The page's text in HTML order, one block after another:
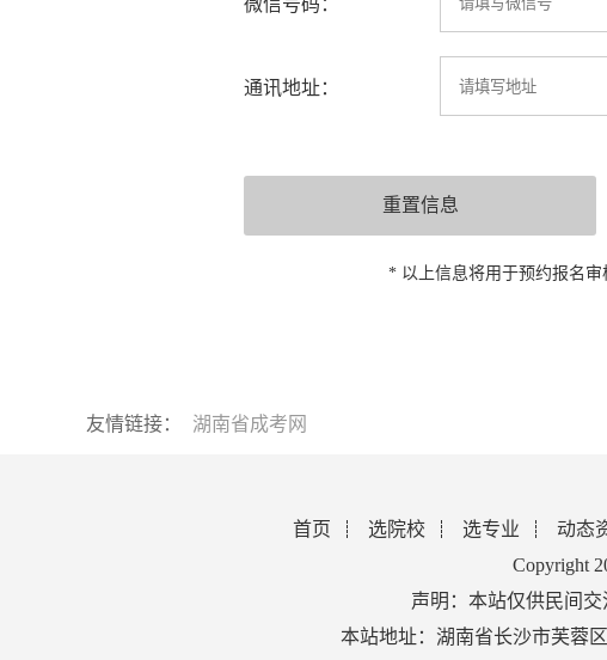
微信号码：
通讯地址：
* 以上信息将用于预约报名审
友情链接： 湖南省成考网
首页 选院校 选专业 动态
Copyright
声明：本站仅供民间
本站地址：湖南省长沙市芙蓉